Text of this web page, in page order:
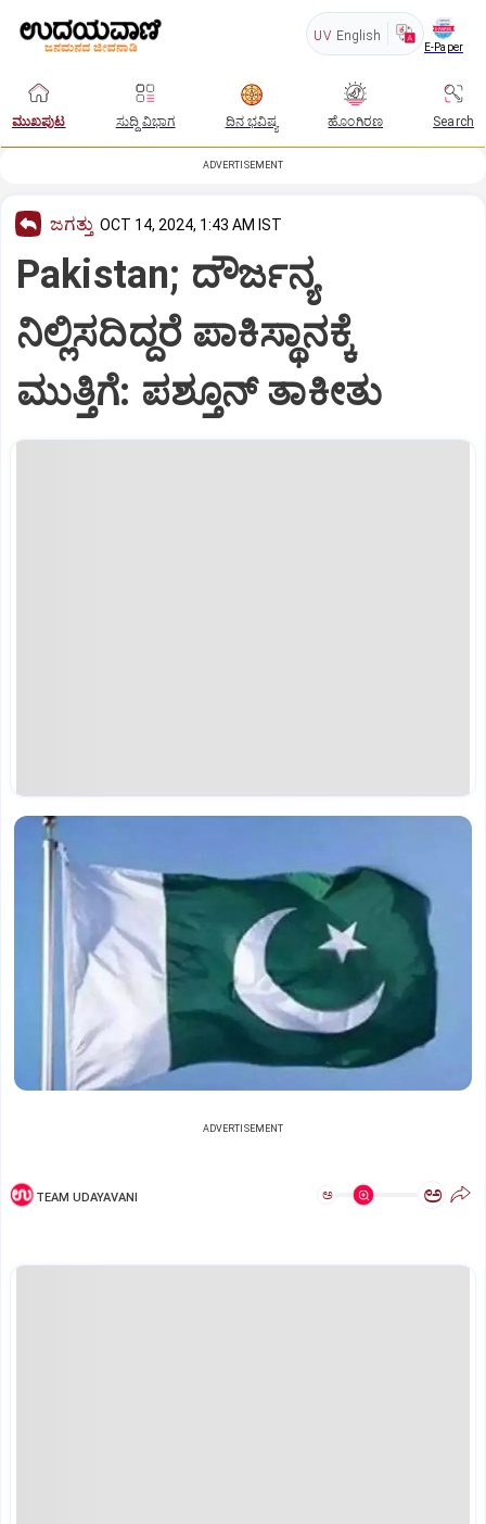
UV English
E-Paper
ಮುಖಪುಟ ಸುದ್ದಿ ವಿಭಾಗ ದಿನ ಭವಿಷ್ಯ ಹೊಂಗಿರಣ Search
ADVERTISEMENT
ಜಗತ್ತು OCT 14, 2024, 1:43 AM IST
Pakistan; ದೌರ್ಜನ್ಯ
ನಿಲ್ಲಿಸದಿದ್ದರೆ ಪಾಕಿಸ್ಥಾನಕ್ಕೆ
ಮುತ್ತಿಗೆ: ಪಶ್ತೂನ್‌ ತಾಕೀತು
ADVERTISEMENT
TEAM UDAYAVANI ಅ ಅ